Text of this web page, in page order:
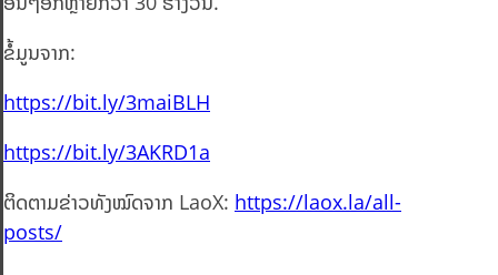
ຂໍ້ມູນຈາກ:
https://bit.ly/3maiBLH
https://bit.ly/3AKRD1a
ຕິດຕາມຂ່າວທັງໝົດຈາກ LaoX: https://laox.la/all-
posts/